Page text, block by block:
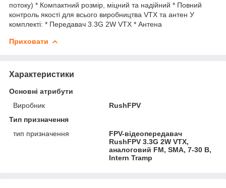
потоку) * Компактний розмір, міцний та надійний * Повний
контроль якості для всього виробництва VTX та антен У
комплекті: * Передавач 3.3G 2W VTX * Антена
Приховати
Характеристики
Основні атрибути
Виробник
RushFPV
Тип призначення
тип призначення
FPV-відеопередавач
RushFPV 3.3G 2W VTX,
аналоговий FM, SMA, 7-30 В,
Intern Tramp